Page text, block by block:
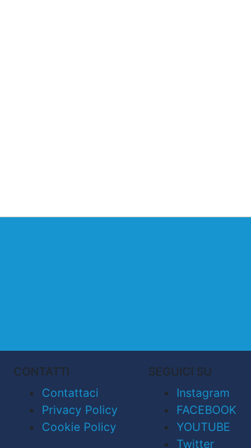
CONTATTI
Contattaci
Privacy Policy
Cookie Policy
SEGUICI SU
Instagram
FACEBOOK
YOUTUBE
Twitter